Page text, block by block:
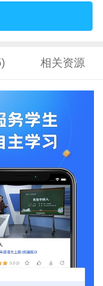
相关资源